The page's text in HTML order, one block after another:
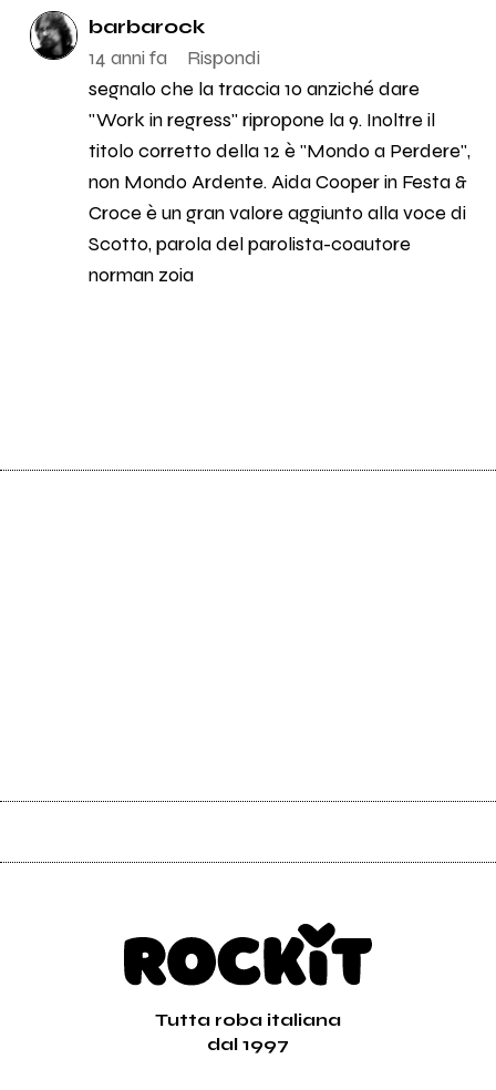
barbarock
14 anni fa
Rispondi
segnalo che la traccia 10 anziché dare
"Work in regress" ripropone la 9. Inoltre il
titolo corretto della 12 è "Mondo a Perdere",
non Mondo Ardente. Aida Cooper in Festa &
Croce è un gran valore aggiunto alla voce di
Scotto, parola del parolista-coautore
norman zoia
Tutta roba italiana
dal 1997